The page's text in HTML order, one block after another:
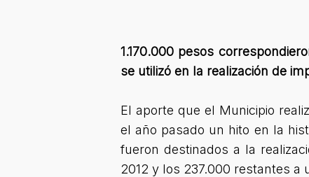
1.170.000 pesos
se utilizó en la realización de
El aporte que el Municipio
el año pasado un hito en la
fueron destinados a la
2012 y los 237.000 restantes a